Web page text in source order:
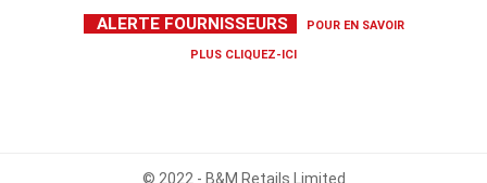
ALERTE FOURNISSEURS POUR EN SAVOIR
PLUS CLIQUEZ-ICI
© 2022 - B&M Retails Limited